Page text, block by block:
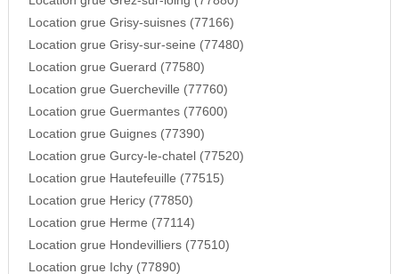
Location grue Grisy-suisnes (77166)
Location grue Grisy-sur-seine (77480)
Location grue Guerard (77580)
Location grue Guercheville (77760)
Location grue Guermantes (77600)
Location grue Guignes (77390)
Location grue Gurcy-le-chatel (77520)
Location grue Hautefeuille (77515)
Location grue Hericy (77850)
Location grue Herme (77114)
Location grue Hondevilliers (77510)
Location grue Ichy (77890)